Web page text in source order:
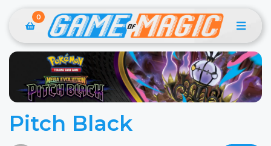
0
Pitch Black